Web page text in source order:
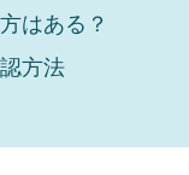
はある？
方法